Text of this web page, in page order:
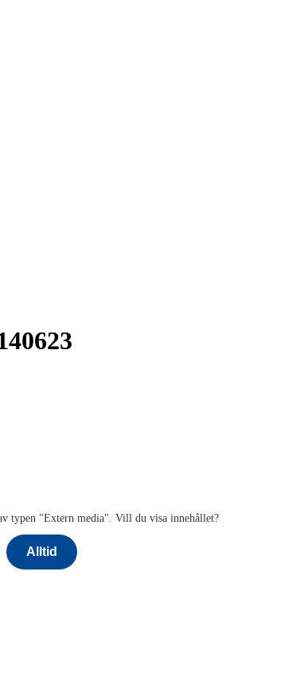
typen "Extern media". Vill du visa innehållet?
Alltid